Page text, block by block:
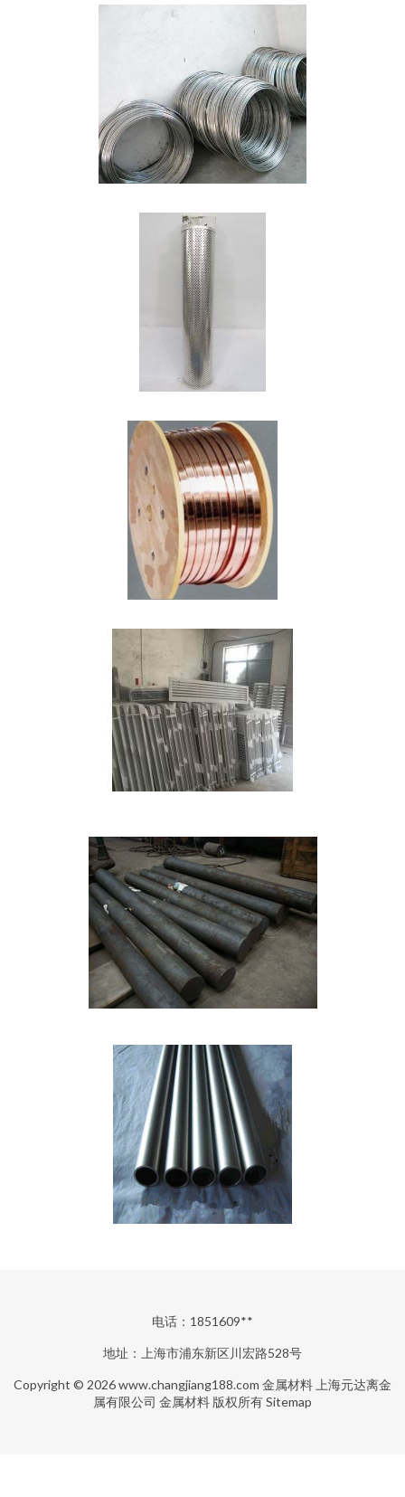
电话：1851609**
地址：上海市浦东新区川宏路528号
Copyright © 2026www.changjiang188.com 金属材料 上海元达离金
属有限公司 金属材料 版权所有Sitemap